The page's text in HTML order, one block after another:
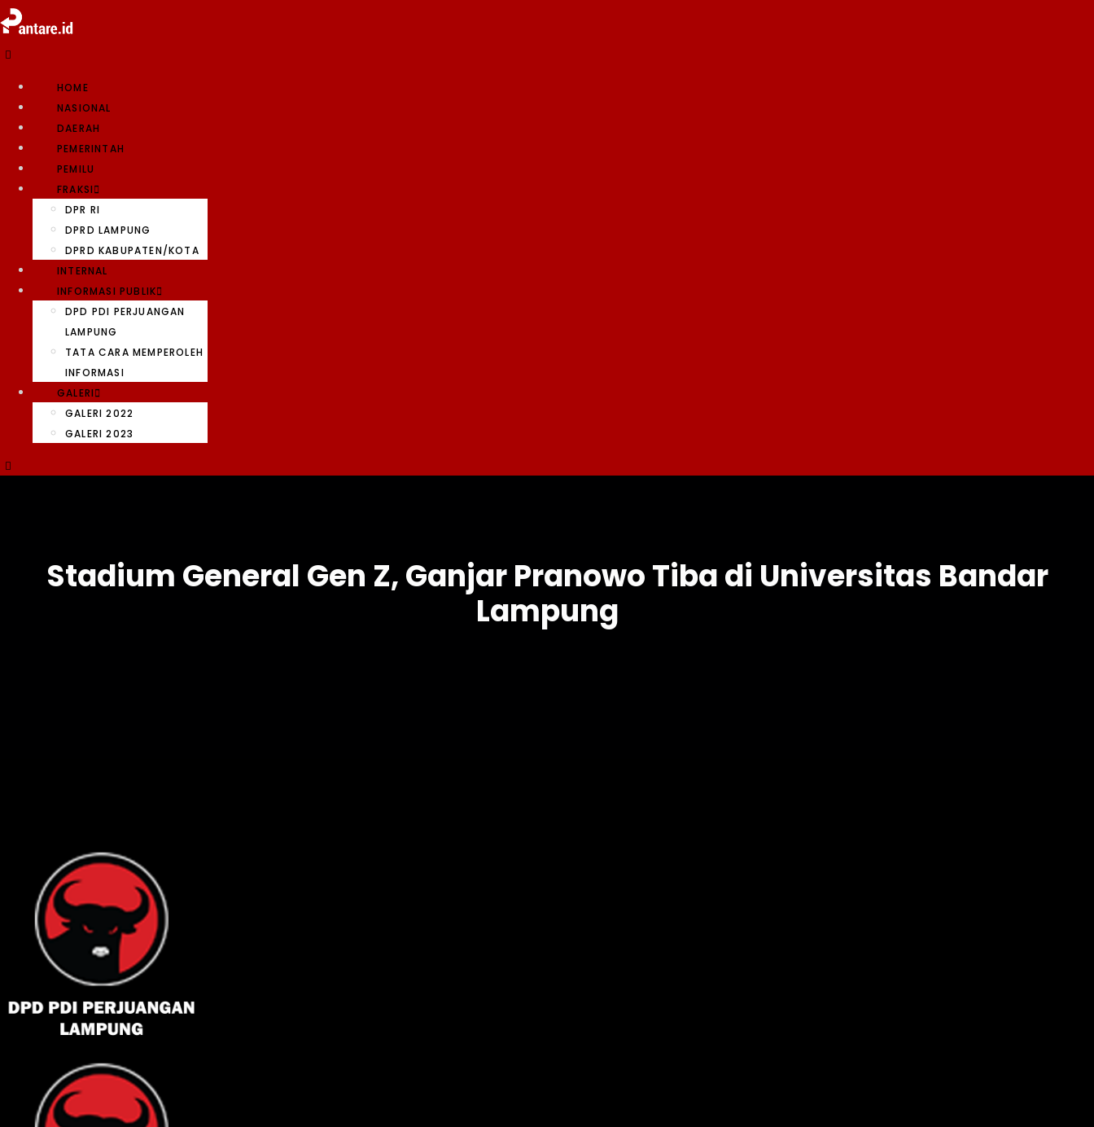
HOME
NASIONAL
DAERAH
PEMERINTAH
PEMILU
FRAKSI
DPR RI
DPRD LAMPUNG
DPRD KABUPATEN/KOTA
INTERNAL
INFORMASI PUBLIK
DPD PDI PERJUANGAN
LAMPUNG
TATA CARA MEMPEROLEH
INFORMASI
GALERI
GALERI 2022
GALERI 2023
Stadium General Gen Z, Ganjar Pranowo Tiba di Universitas Bandar
Lampung